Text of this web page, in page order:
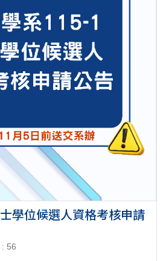
學位候選人資格考核申請
: 56